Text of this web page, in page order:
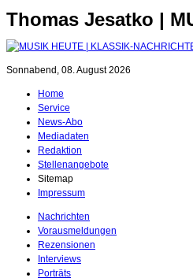
Thomas Jesatko |
Sonnabend, 08. August 2026
Home
Service
News-Abo
Mediadaten
Redaktion
Stellenangebote
Sitemap
Impressum
Nachrichten
Vorausmeldungen
Rezensionen
Interviews
Porträts